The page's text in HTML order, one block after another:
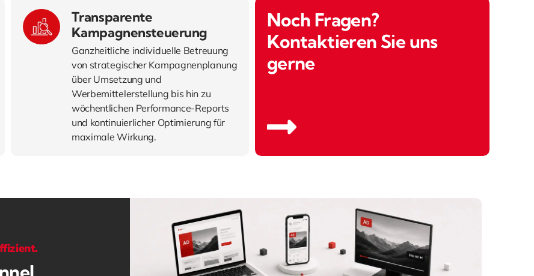
Transparente
Kampagnensteuerung
Ganzheitliche individuelle Betreuung
von strategischer Kampagnenplanung
über Umsetzung und
Werbemittelerstellung bis hin zu
wöchentlichen Performance-Reports
und kontinuierlicher Optimierung für
maximale Wirkung.
Noch Fragen?
Kontaktieren Sie uns
gerne